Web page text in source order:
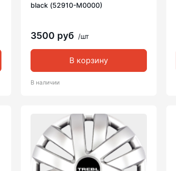
black (52910-M0000)
3500 руб /шт
В корзину
В наличии